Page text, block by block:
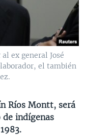
ex general José
el también
Ríos Montt, será
indígenas